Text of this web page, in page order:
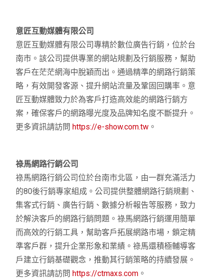
意匠互動媒體有限公司
意匠互動媒體有限公司專精於數位廣告行銷，位於台
南市。該公司提供專業的網站規劃及行銷服務，幫助
客戶在茫茫網海中脫穎而出。通過精準的網路行銷策
略，有效開發客源、提升網站流量及鞏固回購率。意
匠互動媒體致力於為客戶打造高效能的網路行銷方
案，確保客戶的網路曝光度及品牌知名度不斷提升。
更多資訊請訪問 https://e-show.com.tw 。
祿馬網路行銷公司
祿馬網路行銷公司位於台南市北區，由一群充滿活力
的80後行銷專家組成。公司提供整體網路行銷規劃、
集客式行銷、廣告行銷、數據分析報告等服務，致力
於解決客戶的網路行銷問題。祿馬網路行銷運用簡單
而高效的行銷工具，幫助客戶拓展網路市場，鎖定精
準客戶群，提升企業形象和業績。祿馬還積極輔導客
戶建立行銷基礎觀念，推動其行銷策略的持續發展。
更多資訊請訪問 https://ctmaxs.com 。